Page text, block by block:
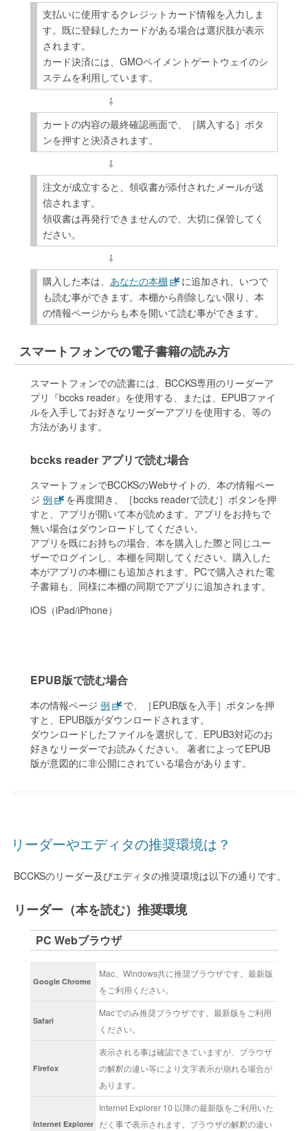
支払いに使用するクレジットカード情報を入力しま
す。既に登録したカードがある場合は選択肢が表示
されます。
カード決済には、GMOペイメントゲートウェイのシ
ステムを利用しています。
カートの内容の最終確認画面で、［購入する］ボタ
ンを押すと決済されます。
注文が成立すると、領収書が添付されたメールが送
信されます。
領収書は再発行できませんので、大切に保管してく
ださい。
購入した本は、あなたの本棚
に追加され、いつで
も読む事ができます。本棚から削除しない限り、本
の情報ページからも本を開いて読む事ができます。
スマートフォンでの電子書籍の読み方
スマートフォンでの読書には、BCCKS専用のリーダーア
プリ『bccks reader』を使用する、または、EPUBファイ
ルを入手してお好きなリーダーアプリを使用する、等の
方法があります。
bccks reader アプリで読む場合
スマートフォンでBCCKSのWebサイトの、本の情報ペー
ジ例
を再度開き、［bccks readerで読む］ボタンを押
すと、アプリが開いて本が読めます。アプリをお持ちで
無い場合はダウンロードしてください。
アプリを既にお持ちの場合、本を購入した際と同じユー
ザーでログインし、本棚を同期してください。購入した
本がアプリの本棚にも追加されます。PCで購入された電
子書籍も、同様に本棚の同期でアプリに追加されます。
iOS（iPad/iPhone）
EPUB版で読む場合
本の情報ページ例
で、［EPUB版を入手］ボタンを押
すと、EPUB版がダウンロードされます。
ダウンロードしたファイルを選択して、EPUB3対応のお
好きなリーダーでお読みください。 著者によってEPUB
版が意図的に非公開にされている場合があります。
リーダーやエディタの推奨環境は？
BCCKSのリーダー及びエディタの推奨環境は以下の通りです。
リーダー（本を読む）推奨環境
PC Webブラウザ
Google Chrome
Mac、Windows共に推奨ブラウザです。最新版
をご利用ください。
Safari
Macでのみ推奨ブラウザです。最新版をご利用
ください。
Firefox
表示される事は確認できていますが、ブラウザ
の解釈の違い等により文字表示が崩れる場合が
あります。
Internet Explorer
Internet Explorer 10 以降の最新版をご利用いた
だく事で表示されます。ブラウザの解釈の違い